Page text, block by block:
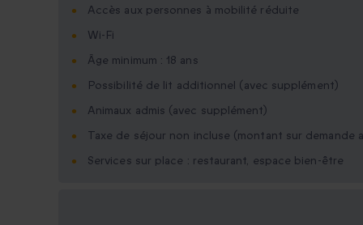
Accès aux personnes à mobilité réduite
Wi-Fi
Âge minimum : 18 ans
Possibilité de lit additionnel (avec supplément)
Animaux admis (avec supplément)
Taxe de séjour non incluse (montant sur demande
Services sur place : restaurant, espace bien-être